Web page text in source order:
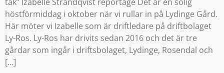
tak” Izabelle Strandqvist reportage Det är en solig
höstförmiddag i oktober när vi rullar in på Lydinge Gård.
Här möter vi Izabelle som är driftledare på driftbolaget
Ly-Ros. Ly-Ros har drivits sedan 2016 och det är tre
gårdar som ingår i driftsbolaget, Lydinge, Rosendal och
[…]